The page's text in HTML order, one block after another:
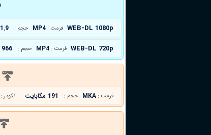
WEB-DL 1080p فرمت : MP4 حجم : 1.9 گیگابایت
WEB-DL 720p فرمت : MP4 حجم : 966 مگابایت
فرمت : MKA حجم : 191 مگابایت انکودر :